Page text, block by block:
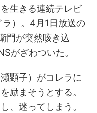
生きる連続テレビ
）。4月1日放送の
門が突然咳き込
がざわついた。
顕子）がコレラに
励まそうとする。
、迷ってしまう。